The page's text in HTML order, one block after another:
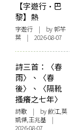
【字遊行·巴
黎】熱
字遊行 | by 郭芊
葉 | 2026-08-07
詩三首：〈春
雨〉、〈春
後〉、〈隔靴
搔癢之七年〉
詩歌 | by 飲江,莫
凱傑,王兆基 |